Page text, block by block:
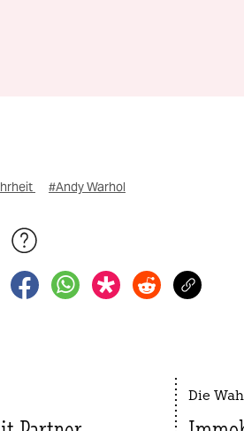
#Andy Warhol
Die